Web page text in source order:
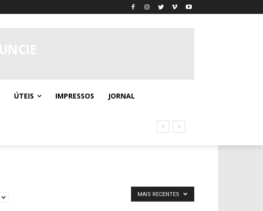
ÚTEIS IMPRESSOS JORNAL
MAIS RECENTES